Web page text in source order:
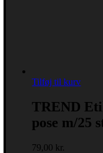
Tilføj til kurv
TREND
pose m/25
79,00 kr.